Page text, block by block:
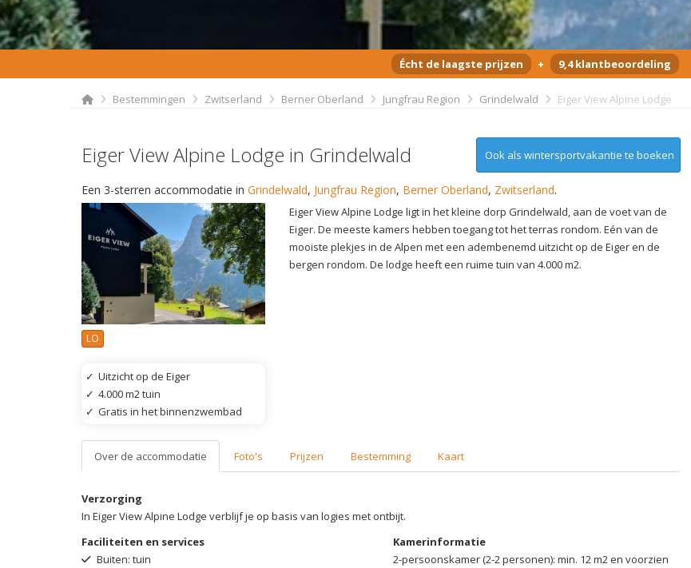
Écht de laagste prijzen + 9,4 klantbeoordeling
Bestemmingen Zwitserland Berner Oberland Jungfrau Region Grindelwald Eiger View Alpine Lodge
Eiger View Alpine Lodge in Grindelwald Ook als wintersportvakantie te boeken
Een 3-sterren accommodatie in Grindelwald, Jungfrau Region, Berner Oberland, Zwitserland.
LO
✓ Uitzicht op de Eiger
✓ 4.000 m2 tuin
✓ Gratis in het binnenzwembad
Eiger View Alpine Lodge ligt in het kleine dorp Grindelwald, aan de voet van de
Eiger. De meeste kamers hebben toegang tot het terras rondom. Eén van de
mooiste plekjes in de Alpen met een adembenemd uitzicht op de Eiger en de
bergen rondom. De lodge heeft een ruime tuin van 4.000 m2.
Over de accommodatie Foto's Prijzen Bestemming Kaart
Verzorging
In Eiger View Alpine Lodge verblijf je op basis van logies met ontbijt.
Faciliteiten en services
Buiten: tuin
Kamerinformatie
2-persoonskamer (2-2 personen): min. 12 m2 en voorzien